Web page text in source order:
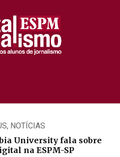
, NOTÍCIAS
University fala sobre
na ESPM-SP